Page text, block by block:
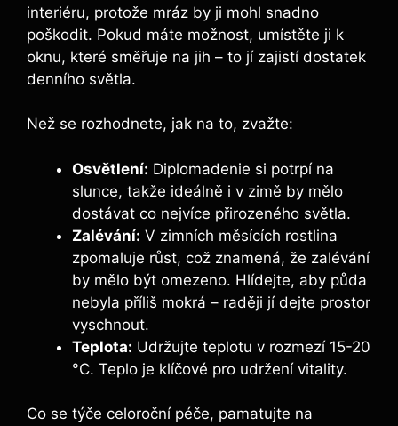
interiéru, protože mráz by ji mohl snadno
poškodit. Pokud máte možnost, umístěte ji k
oknu, které směřuje na jih – to jí zajistí dostatek
denního světla.
Než se rozhodnete, jak na to, zvažte:
Osvětlení: Diplomadenie si potrpí na
slunce, takže ideálně i v zimě by mělo
dostávat co nejvíce přirozeného světla.
Zalévání: V zimních měsících rostlina
zpomaluje růst, což znamená, že zalévání
by mělo být omezeno. Hlídejte, aby půda
nebyla příliš mokrá – raději jí dejte prostor
vyschnout.
Teplota: Udržujte teplotu v rozmezí 15-20
°C. Teplo je klíčové pro udržení vitality.
Co se týče celoroční péče, pamatujte na